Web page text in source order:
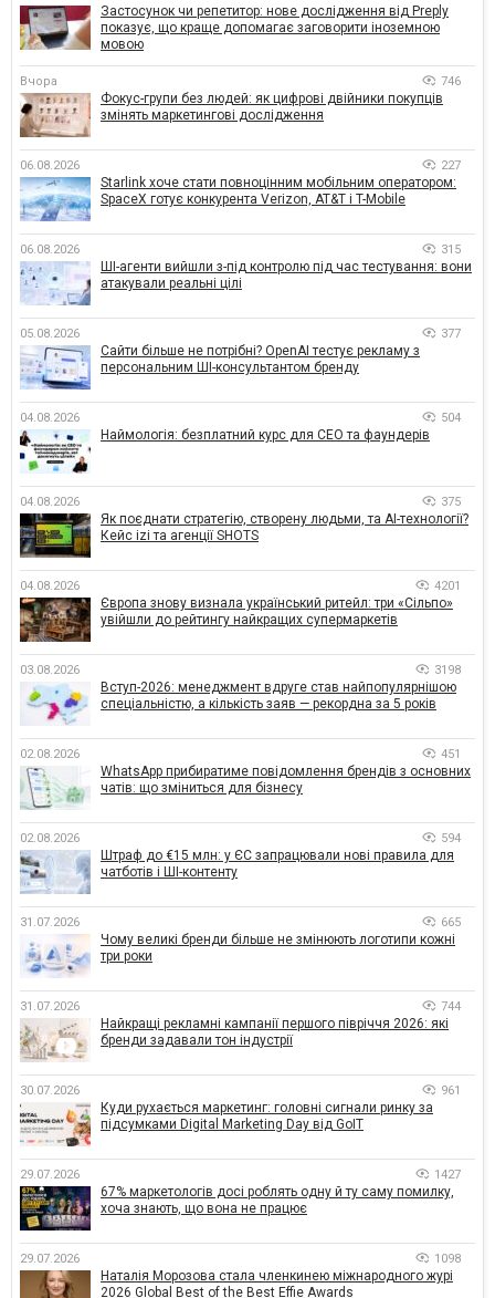
Застосунок чи репетитор: нове дослідження від Preply
показує, що краще допомагає заговорити іноземною
мовою
Вчора 746
Фокус-групи без людей: як цифрові двійники покупців
змінять маркетингові дослідження
06.08.2026 227
Starlink хоче стати повноцінним мобільним оператором:
SpaceX готує конкурента Verizon, AT&T і T-Mobile
06.08.2026 315
ШІ-агенти вийшли з-під контролю під час тестування: вони
атакували реальні цілі
05.08.2026 377
Сайти більше не потрібні? OpenAI тестує рекламу з
персональним ШІ-консультантом бренду
04.08.2026 504
Наймологія: безплатний курс для CEO та фаундерів
04.08.2026 375
Як поєднати стратегію, створену людьми, та AI-технології?
Кейс izi та агенції SHOTS
04.08.2026 4201
Європа знову визнала український ритейл: три «Сільпо»
увійшли до рейтингу найкращих супермаркетів
03.08.2026 3198
Вступ-2026: менеджмент вдруге став найпопулярнішою
спеціальністю, а кількість заяв — рекордна за 5 років
02.08.2026 451
WhatsApp прибиратиме повідомлення брендів з основних
чатів: що зміниться для бізнесу
02.08.2026 594
Штраф до €15 млн: у ЄС запрацювали нові правила для
чатботів і ШІ-контенту
31.07.2026 665
Чому великі бренди більше не змінюють логотипи кожні
три роки
31.07.2026 744
Найкращі рекламні кампанії першого півріччя 2026: які
бренди задавали тон індустрії
30.07.2026 961
Куди рухається маркетинг: головні сигнали ринку за
підсумками Digital Marketing Day від GoIT
29.07.2026 1427
67% маркетологів досі роблять одну й ту саму помилку,
хоча знають, що вона не працює
29.07.2026 1098
Наталія Морозова стала членкинею міжнародного журі
2026 Global Best of the Best Effie Awards